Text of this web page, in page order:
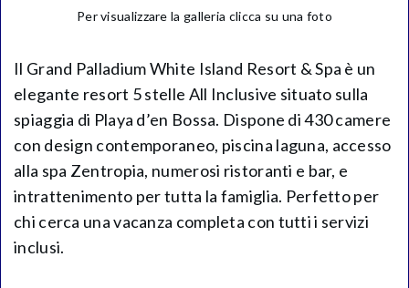
Per visualizzare la galleria clicca su una foto
Il Grand Palladium White Island Resort & Spa è un
elegante resort 5 stelle All Inclusive situato sulla
spiaggia di Playa d’en Bossa. Dispone di 430 camere
con design contemporaneo, piscina laguna, accesso
alla spa Zentropia, numerosi ristoranti e bar, e
intrattenimento per tutta la famiglia. Perfetto per
chi cerca una vacanza completa con tutti i servizi
inclusi.